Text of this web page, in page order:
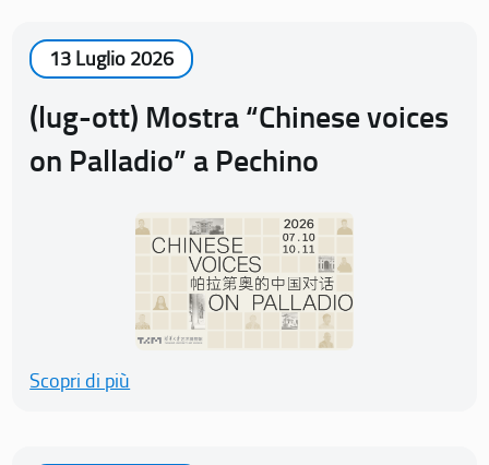
13 Luglio 2026
(lug-ott) Mostra “Chinese voices
on Palladio” a Pechino
Scopri di più